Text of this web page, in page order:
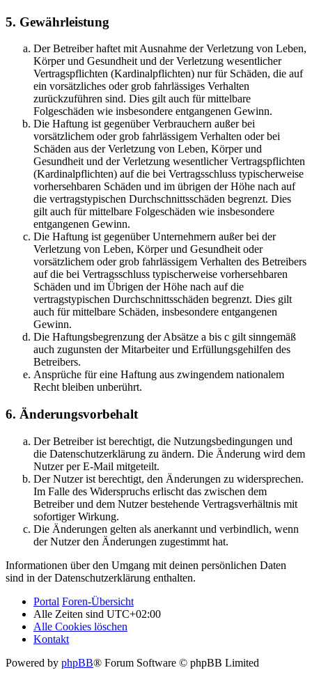
5. Gewährleistung
Der Betreiber haftet mit Ausnahme der Verletzung von Leben,
Körper und Gesundheit und der Verletzung wesentlicher
Vertragspflichten (Kardinalpflichten) nur für Schäden, die auf
ein vorsätzliches oder grob fahrlässiges Verhalten
zurückzuführen sind. Dies gilt auch für mittelbare
Folgeschäden wie insbesondere entgangenen Gewinn.
Die Haftung ist gegenüber Verbrauchern außer bei
vorsätzlichem oder grob fahrlässigem Verhalten oder bei
Schäden aus der Verletzung von Leben, Körper und
Gesundheit und der Verletzung wesentlicher Vertragspflichten
(Kardinalpflichten) auf die bei Vertragsschluss typischerweise
vorhersehbaren Schäden und im übrigen der Höhe nach auf
die vertragstypischen Durchschnittsschäden begrenzt. Dies
gilt auch für mittelbare Folgeschäden wie insbesondere
entgangenen Gewinn.
Die Haftung ist gegenüber Unternehmern außer bei der
Verletzung von Leben, Körper und Gesundheit oder
vorsätzlichem oder grob fahrlässigem Verhalten des Betreibers
auf die bei Vertragsschluss typischerweise vorhersehbaren
Schäden und im Übrigen der Höhe nach auf die
vertragstypischen Durchschnittsschäden begrenzt. Dies gilt
auch für mittelbare Schäden, insbesondere entgangenen
Gewinn.
Die Haftungsbegrenzung der Absätze a bis c gilt sinngemäß
auch zugunsten der Mitarbeiter und Erfüllungsgehilfen des
Betreibers.
Ansprüche für eine Haftung aus zwingendem nationalem
Recht bleiben unberührt.
6. Änderungsvorbehalt
Der Betreiber ist berechtigt, die Nutzungsbedingungen und
die Datenschutzerklärung zu ändern. Die Änderung wird dem
Nutzer per E-Mail mitgeteilt.
Der Nutzer ist berechtigt, den Änderungen zu widersprechen.
Im Falle des Widerspruchs erlischt das zwischen dem
Betreiber und dem Nutzer bestehende Vertragsverhältnis mit
sofortiger Wirkung.
Die Änderungen gelten als anerkannt und verbindlich, wenn
der Nutzer den Änderungen zugestimmt hat.
Informationen über den Umgang mit deinen persönlichen Daten
sind in der Datenschutzerklärung enthalten.
Portal Foren-Übersicht
Alle Zeiten sind UTC+02:00
Alle Cookies löschen
Kontakt
Powered by phpBB® Forum Software © phpBB Limited